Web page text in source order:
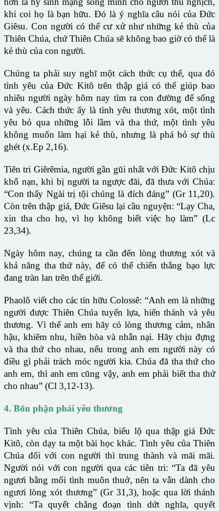
khi coi họ là bạn hữu. Đó là ý nghĩa câu nói của Đức
Giêsu. Con người có thể cư xử như những kẻ thù của
Thiên Chúa, chứ Thiên Chúa sẽ không bao giờ có thể là
kẻ thù của con người.
Chúng ta phải suy nghĩ một cách thức cụ thể, qua đó
tình yêu của Đức Kitô trên thập giá có thể giúp bao
nhiêu người ngày hôm nay tìm ra con đường để sống
và yêu. Cách thức ấy là tình yêu thương xót, một tình
yêu bỏ qua những lỗi lầm và tha thứ, một tình yêu
không muốn làm hại kẻ thù, nhưng là phá bỏ sự thù
ghét (x.Ep 2,16).
Tiên tri Giêrêmia, người gần gũi nhất với Đức Kitô chịu
khổ nạn, khi bị người ta ngược đãi, đã thưa với Chúa:
“Con thấy Ngài trị tội chúng là đích đáng” (Gr 11,20).
Còn trên thập giá, Đức Giêsu lại cầu nguyện: “Lạy Cha,
xin tha cho họ, vì họ không biết việc họ làm” (Lc
23,34).
Ngày hôm nay, chúng ta cần đến lòng thương xót và
khả năng tha thứ này, để có thể chiến thắng bạo lực
đang tràn lan trên thế giới.
Phaolô viết cho các tín hữu Colossê: “Anh em là những
người được Thiên Chúa tuyển lựa, hiến thánh và yêu
thương. Vì thế anh em hãy có lòng thương cảm, nhân
hậu, khiêm nhu, hiền hòa và nhẫn nại. Hãy chịu đựng
và tha thứ cho nhau, nếu trong anh em người này có
điều gì phải trách móc người kia. Chúa đã tha thứ cho
anh em, thì anh em cũng vậy, anh em phải biết tha thứ
cho nhau” (Cl 3,12-13).
4. Bổn phận phải yêu thương
Tình yêu của Thiên Chúa, biểu lộ qua thập giá Đức
Kitô, còn dạy ta một bài học khác. Tình yêu của Thiên
Chúa đối với con người thì trung thành và mãi mãi.
Người nói với con người qua các tiên tri: “Ta đã yêu
ngươi bằng mối tình muôn thuở, nên ta vẫn dành cho
ngươi lòng xót thương” (Gr 31,3), hoặc qua lời thánh
vịnh: “Ta quyết chẳng đoạn tình dứt nghĩa, quyết